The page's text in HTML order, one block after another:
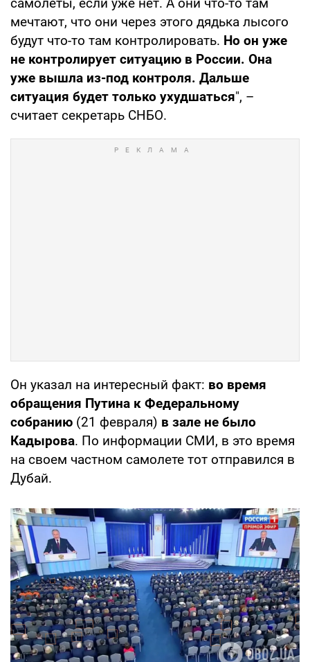
мечтают, что они через этого дядька лысого
будут что-то там контролировать. Но он уже
не контролирует ситуацию в России. Она
уже вышла из-под контроля. Дальше
ситуация будет только ухудшаться", –
считает секретарь СНБО.
Он указал на интересный факт: во время
обращения Путина к Федеральному
собранию (21 февраля) в зале не было
Кадырова. По информации СМИ, в это время
на своем частном самолете тот отправился в
Дубай.